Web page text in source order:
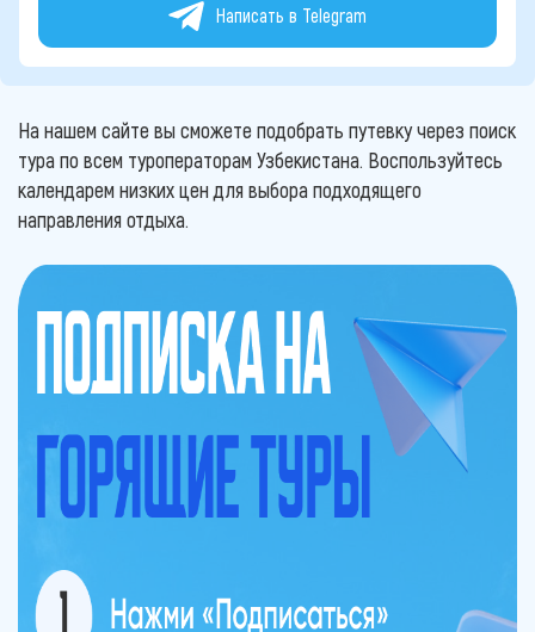
Написать в Telegram
На нашем сайте вы сможете подобрать путевку через поиск
тура по всем туроператорам Узбекистана. Воспользуйтесь
календарем низких цен для выбора подходящего
направления отдыха.